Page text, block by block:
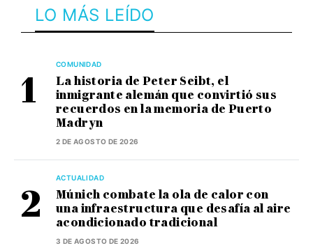
LO MÁS LEÍDO
COMUNIDAD
La historia de Peter Seibt, el
inmigrante alemán que convirtió sus
recuerdos en la memoria de Puerto
Madryn
2 DE AGOSTO DE 2026
ACTUALIDAD
Múnich combate la ola de calor con
una infraestructura que desafía al aire
acondicionado tradicional
3 DE AGOSTO DE 2026